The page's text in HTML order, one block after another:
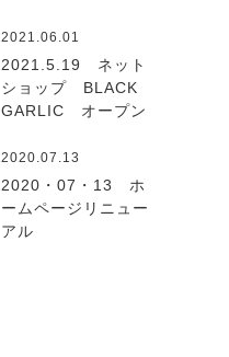
2021.06.01
2021.5.19 ネット
ショップ BLACK
GARLIC オープン
2020.07.13
2020・07・13 ホ
ームページリニュー
アル